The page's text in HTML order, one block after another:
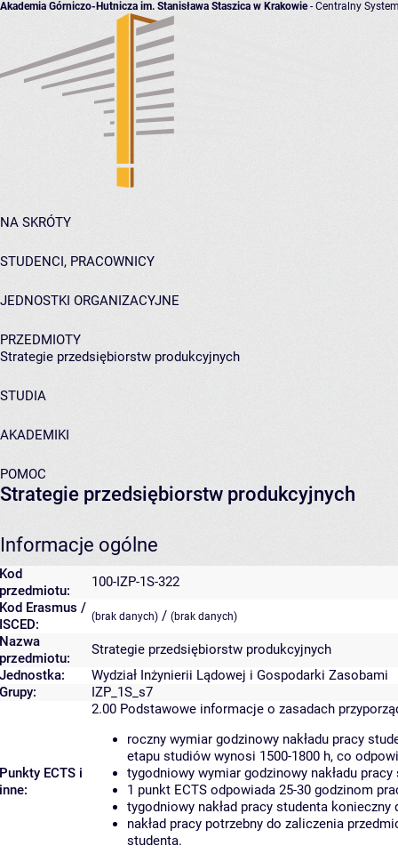
Akademia Górniczo-Hutnicza im. Stanisława Staszica w Krakowie- Centralny
NA SKRÓTY
STUDENCI, PRACOWNICY
JEDNOSTKI ORGANIZACYJNE
PRZEDMIOTY
Strategie przedsiębiorstw produkcyjnych
STUDIA
AKADEMIKI
POMOC
Strategie przedsiębiorstw produkcyjnych
Informacje ogólne
Kod
przedmiotu:
100-IZP-1S-322
Kod Erasmus /
ISCED:
(brak danych) / (brak danych)
Nazwa
przedmiotu:
Strategie przedsiębiorstw produkcyjnych
Jednostka:
Wydział Inżynierii Lądowej i Gospodarki Zasobami
Grupy:
IZP_1S_s7
Punkty ECTS i
inne:
2.00 Podstawowe informacje o zasadach
roczny wymiar godzinowy nakładu pracy
etapu studiów wynosi 1500-1800 h, co
tygodniowy wymiar godzinowy nakładu
1 punkt ECTS odpowiada 25-30 godzinom
tygodniowy nakład pracy studenta
nakład pracy potrzebny do zaliczenia
studenta.